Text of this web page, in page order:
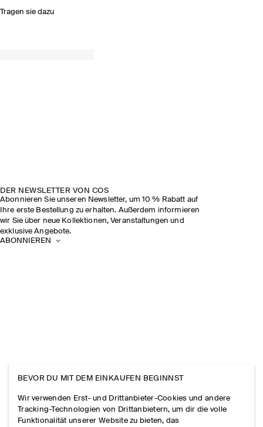
Tragen sie dazu
DER NEWSLETTER VON COS
Abonnieren Sie unseren Newsletter, um 10 % Rabatt auf
Ihre erste Bestellung zu erhalten. Außerdem informieren
wir Sie über neue Kollektionen, Veranstaltungen und
exklusive Angebote.
ABONNIEREN
BEVOR DU MIT DEM EINKAUFEN BEGINNST
Wir verwenden Erst- und Drittanbieter-Cookies und andere
Tracking-Technologien von Drittanbietern, um dir die volle
Funktionalität unserer Website zu bieten, das